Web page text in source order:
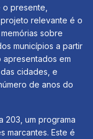
presente,
relevante é o
sobre
municípios a partir
apresentados em
cidades, e
de anos do
203, um programa
marcantes. Este é